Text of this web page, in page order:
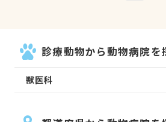
診療動物から動物病院を
獣医科